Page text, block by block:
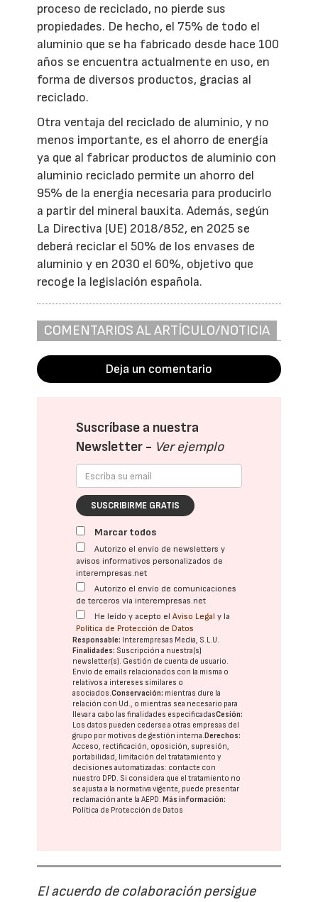
proceso de reciclado, no pierde sus
propiedades. De hecho, el 75% de todo el
aluminio que se ha fabricado desde hace 100
años se encuentra actualmente en uso, en
forma de diversos productos, gracias al
reciclado.
Otra ventaja del reciclado de aluminio, y no
menos importante, es el ahorro de energía
ya que al fabricar productos de aluminio con
aluminio reciclado permite un ahorro del
95% de la energía necesaria para producirlo
a partir del mineral bauxita. Además, según
La Directiva (UE) 2018/852, en 2025 se
deberá reciclar el 50% de los envases de
aluminio y en 2030 el 60%, objetivo que
recoge la legislación española.
COMENTARIOS AL ARTÍCULO/NOTICIA
Deja un comentario
Suscríbase a nuestra
Newsletter - Ver ejemplo
SUSCRIBIRME GRATIS
Marcar todos
Autorizo el envío de newsletters y
avisos informativos personalizados de
interempresas.net
Autorizo el envío de comunicaciones
de terceros vía interempresas.net
He leído y acepto elAviso Legal y la
Política de Protección de Datos
Responsable: Interempresas Media, S.L.U.
Finalidades: Suscripción a nuestra(s)
newsletter(s). Gestión de cuenta de usuario.
Envío de emails relacionados con la misma o
relativos a intereses similares o
asociados.Conservación: mientras dure la
relación con Ud., o mientras sea necesario para
llevar a cabo las finalidades especificadasCesión:
Los datos pueden cederse a otras empresas del
grupo por motivos de gestión interna. Derechos:
Acceso, rectificación, oposición, supresión,
portabilidad, limitación del tratatamiento y
decisiones automatizadas: contacte con
nuestro DPD. Si considera que el tratamiento no
se ajusta a la normativa vigente, puede presentar
reclamación ante laAEPD. Más información:
Política de Protección de Datos
El acuerdo de colaboración persigue